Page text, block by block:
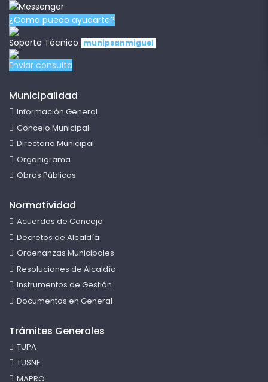
¿Como puedo ayudarte?
Soporte Técnico
munipsanmiguel
Enviar consulta
Municipalidad
Información General
Concejo Municipal
Directorio Municipal
Organigrama
Obras Públicas
Normatividad
Acuerdos de Concejo
Decretos de Alcaldía
Ordenanzas Municipales
Resoluciones de Alcaldía
Instrumentos de Gestión
Documentos en General
Trámites Generales
TUPA
TUSNE
MAPRO